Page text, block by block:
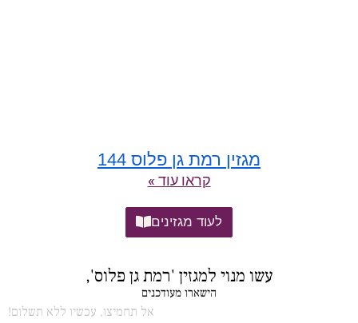
מגזין רמת גן פלוס 144
קראו עוד »
לעוד מגזינים
עשו מנוי למגזין 'רמת גן פלוס',
הישארו מעודכנים
אל תחמיצו, עכשיו ללא תשלום!